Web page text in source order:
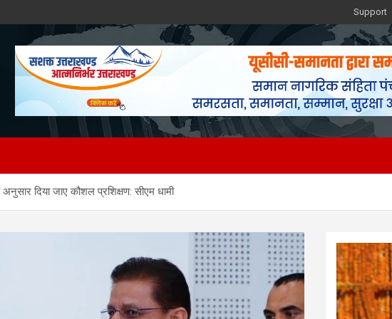
Support
दिया जाए कौशल प्रशिक्षण: सीएम धामी